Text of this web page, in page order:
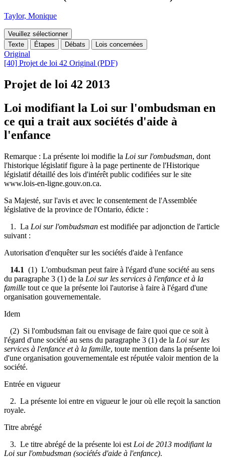
Taylor, Monique
Veuillez sélectionner
Texte
Étapes Débats Lois concernées
Original
[40] Projet de loi 42 Original (PDF)
Projet de loi 42 2013
Loi modifiant la Loi sur l'ombudsman en
ce qui a trait aux sociétés d'aide à
l'enfance
Remarque : La présente loi modifie la Loi sur l'ombudsman, dont
l'historique législatif figure à la page pertinente de l'Historique
législatif détaillé des lois d'intérêt public codifiées sur le site
www.lois-en-ligne.gouv.on.ca.
Sa Majesté, sur l'avis et avec le consentement de l'Assemblée
législative de la province de l'Ontario, édicte :
1. La Loi sur l'ombudsman est modifiée par adjonction de l'article
suivant :
Autorisation d'enquêter sur les sociétés d'aide à l'enfance
14.1 (1) L'ombudsman peut faire à l'égard d'une société au sens
du paragraphe 3 (1) de la Loi sur les services à l'enfance et à la
famille tout ce que la présente loi l'autorise à faire à l'égard d'une
organisation gouvernementale.
Idem
(2) Si l'ombudsman fait ou envisage de faire quoi que ce soit à
l'égard d'une société au sens du paragraphe 3 (1) de la Loi sur les
services à l'enfance et à la famille, toute mention dans la présente loi
d'une organisation gouvernementale est réputée valoir mention de la
société.
Entrée en vigueur
2. La présente loi entre en vigueur le jour où elle reçoit la sanction
royale.
Titre abrégé
3. Le titre abrégé de la présente loi est Loi de 2013 modifiant la
Loi sur l'ombudsman (sociétés d'aide à l'enfance).